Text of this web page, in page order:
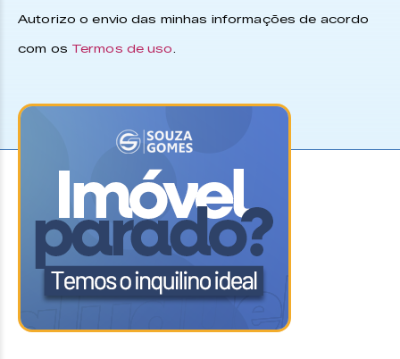
Autorizo o envio das minhas informações de acordo
com os Termos de uso.